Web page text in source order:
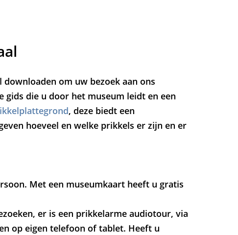
om uw bezoek aan ons
gids die u door het museum leidt en een
, deze biedt een
hoeveel en welke prikkels er zijn en er
Met een museumkaart heeft u gratis
er is een prikkelarme audiotour, via
op eigen telefoon of tablet. Heeft u